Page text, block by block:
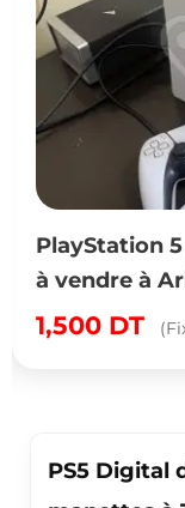
2 manettes et
PS5 Digital